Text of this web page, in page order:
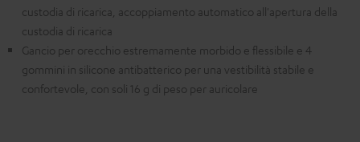
custodia di ricarica, accoppiamento automatico all'apertura della
custodia di ricarica
Gancio per orecchio estremamente morbido e flessibile e 4
gommini in silicone antibatterico per una vestibilità stabile e
confortevole, con soli 16 g di peso per auricolare